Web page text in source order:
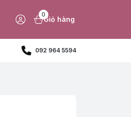
0
Giỏ hàng
092 964 5594